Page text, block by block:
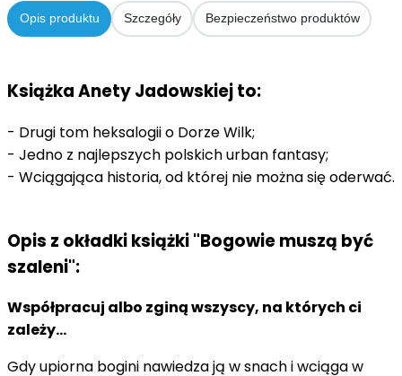
Opis produktu Szczegóły Bezpieczeństwo produktów
Książka Anety Jadowskiej to:
- Drugi tom heksalogii o Dorze Wilk;
- Jedno z najlepszych polskich urban fantasy;
- Wciągająca historia, od której nie można się oderwać.
Opis z okładki książki "Bogowie muszą być
szaleni":
Współpracuj albo zginą wszyscy, na których ci
zależy...
Gdy upiorna bogini nawiedza ją w snach i wciąga w